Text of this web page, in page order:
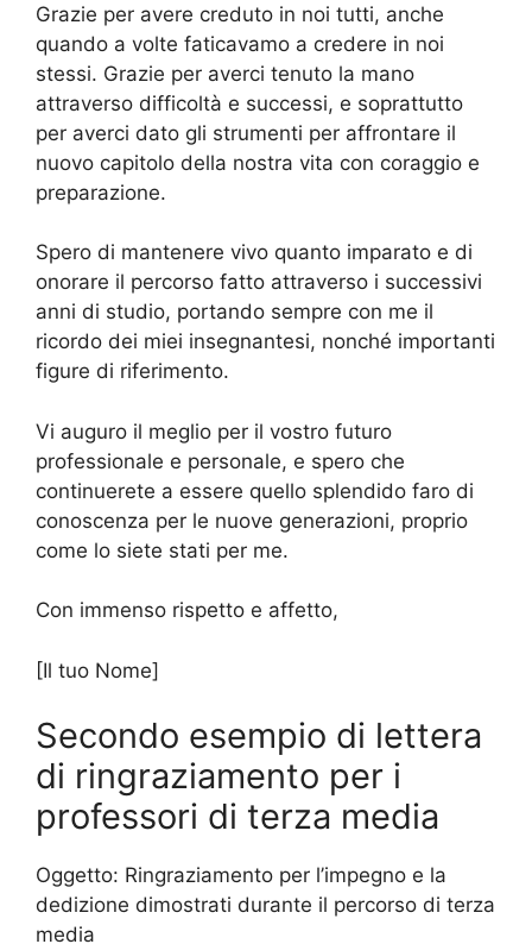
Grazie per avere creduto in noi tutti, anche
quando a volte faticavamo a credere in noi
stessi. Grazie per averci tenuto la mano
attraverso difficoltà e successi, e soprattutto
per averci dato gli strumenti per affrontare il
nuovo capitolo della nostra vita con coraggio e
preparazione.
Spero di mantenere vivo quanto imparato e di
onorare il percorso fatto attraverso i successivi
anni di studio, portando sempre con me il
ricordo dei miei insegnantesi, nonché importanti
figure di riferimento.
Vi auguro il meglio per il vostro futuro
professionale e personale, e spero che
continuerete a essere quello splendido faro di
conoscenza per le nuove generazioni, proprio
come lo siete stati per me.
Con immenso rispetto e affetto,
[Il tuo Nome]
Secondo esempio di lettera
di ringraziamento per i
professori di terza media
Oggetto: Ringraziamento per l’impegno e la
dedizione dimostrati durante il percorso di terza
media